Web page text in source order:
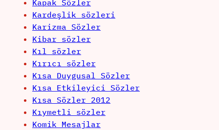
Kapak Sözler
Kardeşlik sözleri
Karizma Sözler
Kibar sözler
Kıl sözler
Kırıcı sözler
Kısa Duygusal Sözler
Kısa Etkileyici Sözler
Kısa Sözler 2012
Kıymetli sözler
Komik Mesajlar